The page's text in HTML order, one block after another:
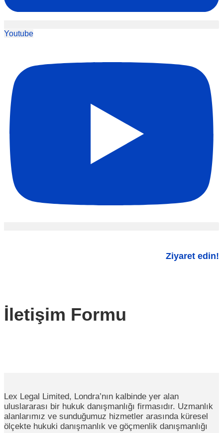
Youtube
Ziyaret edin!
İletişim Formu
Lex Legal Limited, Londra’nın kalbinde yer alan
uluslararası bir hukuk danışmanlığı firmasıdır. Uzmanlık
alanlarımız ve sunduğumuz hizmetler arasında küresel
ölçekte hukuki danışmanlık ve göçmenlik danışmanlığı